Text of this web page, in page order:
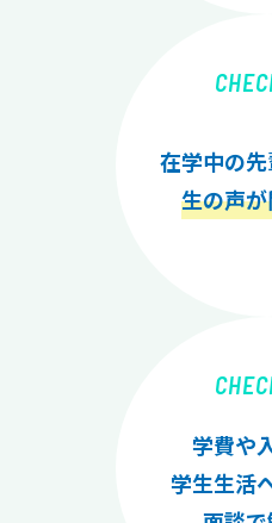
在学中の
生の声
学費や
学生生活